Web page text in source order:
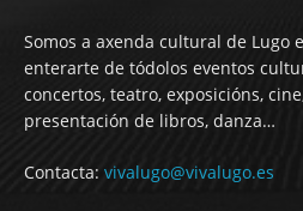
Somos a axenda cultural de Lugo
enterarte de tódolos eventos
concertos, teatro, exposicións,
presentación de libros, danza…
Contacta: vivalugo@vivalugo.es